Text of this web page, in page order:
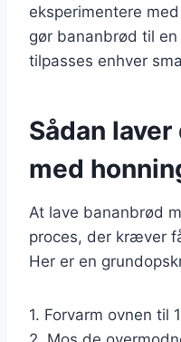
eksperimentere
gør bananbrød til
tilpasses enhver
Sådan
med
At lave bananbrød
proces, der kræver
Her er en
1. Forvarm ovnen til